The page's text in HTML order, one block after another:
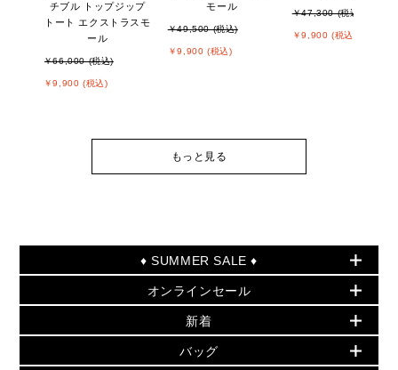
チブル トップジップ
トート エクストラスモ
ール
￥66,000 (税込)
￥9,900 (税込)
モール
￥49,500 (税込)
￥9,900 (税込)
￥47,300 (税込)
￥9,900 (税込)
もっと見る
♦ SUMMER SALE ♦
セールおすすめアイテム
▶ ウィメンズ
バッグ
オンラインセール
PRODUCT OF THE MONTH - 今月の特別価格
再値下げアイテム
新着
夏のスタイル
バッグ